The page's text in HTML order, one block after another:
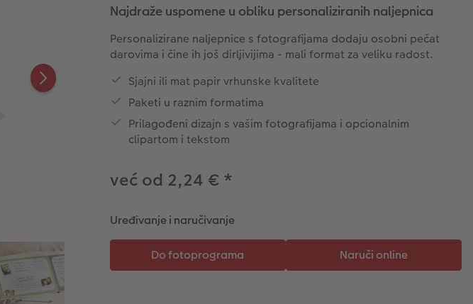
Najdraže uspomene u obliku personaliziranih naljepnica
Personalizirane naljepnice s fotografijama dodaju osobni pečat
darovima i čine ih još dirljivijima - mali format za veliku radost.
Sjajni ili mat papir vrhunske kvalitete
Paketi u raznim formatima
Prilagođeni dizajn s vašim fotografijama i opcionalnim
clipartom i tekstom
već od 2,24 € *
Uređivanje i naručivanje